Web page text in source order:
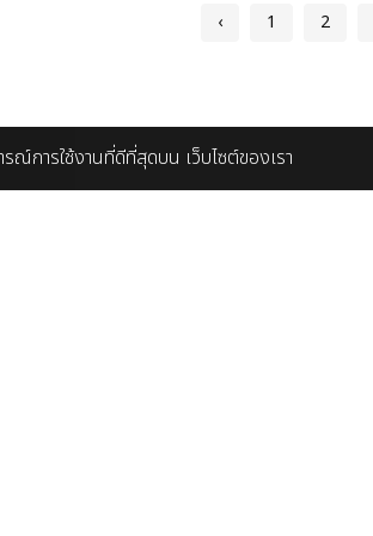
‹ 1 2
รณ์การใช้งานที่ดีที่สุดบน เว็บไซต์ของเรา